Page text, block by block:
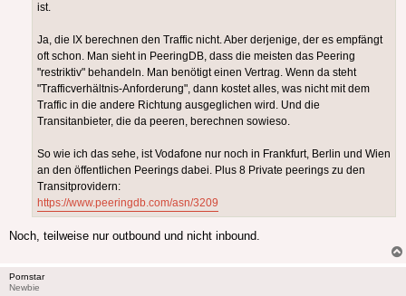
ist.
Ja, die IX berechnen den Traffic nicht. Aber derjenige, der es empfängt
oft schon. Man sieht in PeeringDB, dass die meisten das Peering
"restriktiv" behandeln. Man benötigt einen Vertrag. Wenn da steht
"Trafficverhältnis-Anforderung", dann kostet alles, was nicht mit dem
Traffic in die andere Richtung ausgeglichen wird. Und die
Transitanbieter, die da peeren, berechnen sowieso.
So wie ich das sehe, ist Vodafone nur noch in Frankfurt, Berlin und Wien
an den öffentlichen Peerings dabei. Plus 8 Private peerings zu den
Transitprovidern:
https://www.peeringdb.com/asn/3209
Noch, teilweise nur outbound und nicht inbound.
Pornstar
Newbie